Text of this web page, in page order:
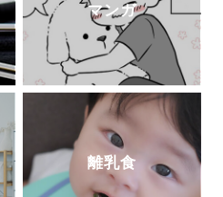
マンガ
離乳食